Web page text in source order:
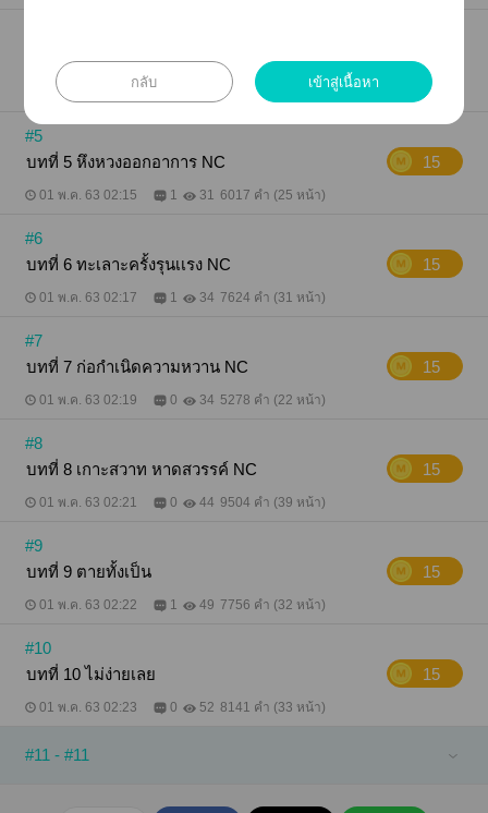
บทที่ 4 เจ็บจนเเทบขาดใจ
01 พ.ค. 63 02:13 6912 คำ (28 หน้า)
#5
บทที่ 5 หึงหวงออกอาการ NC
15
01 พ.ค. 63 02:15 1 31 6017 คำ (25 หน้า)
#6
บทที่ 6 ทะเลาะครั้งรุนเเรง NC
15
01 พ.ค. 63 02:17 1 34 7624 คำ (31 หน้า)
#7
บทที่ 7 ก่อกำเนิดความหวาน NC
15
01 พ.ค. 63 02:19 0 34 5278 คำ (22 หน้า)
#8
บทที่ 8 เกาะสวาท หาดสวรรค์ NC
15
01 พ.ค. 63 02:21 0 44 9504 คำ (39 หน้า)
#9
บทที่ 9 ตายทั้งเป็น
15
01 พ.ค. 63 02:22 1 49 7756 คำ (32 หน้า)
#10
บทที่ 10 ไม่ง่ายเลย
15
01 พ.ค. 63 02:23 0 52 8141 คำ (33 หน้า)
#11 - #11
กลับ เข้าสู่เนื้อหา